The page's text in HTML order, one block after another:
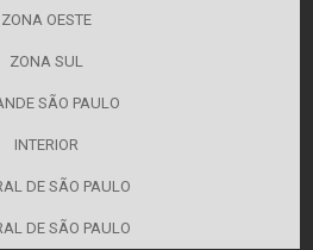
ZONA OESTE
ZONA SUL
SÃO PAULO
INTERIOR
DE SÃO PAULO
DE SÃO PAULO